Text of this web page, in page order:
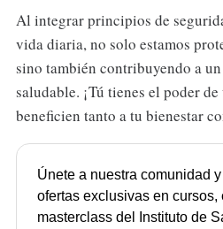
Al integrar principios de
vida diaria, no solo estamos
sino también contribuyendo a
saludable. ¡Tú tienes el poder
beneficien tanto a tu bienestar
Únete a nuestra comunidad
ofertas exclusivas en cursos,
masterclass del Instituto de